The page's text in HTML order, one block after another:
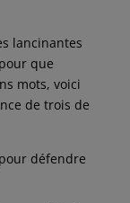
lancinantes
que
mots, voici
de trois de
défendre